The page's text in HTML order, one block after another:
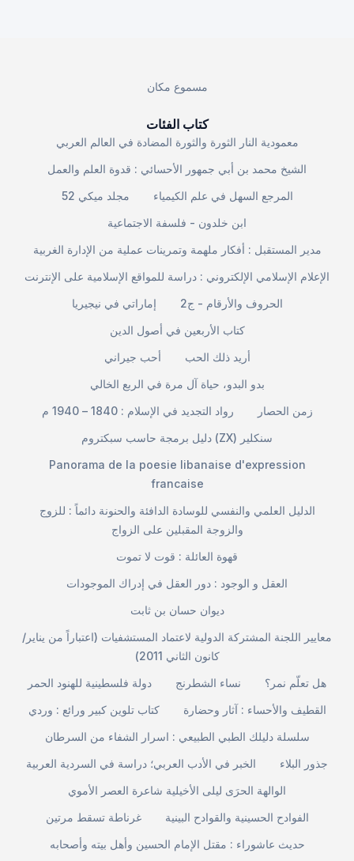
مسموع مكان
كتاب الفئات
معمودية النار الثورة والثورة المضادة في العالم العربي
الشيخ محمد بن أبي جمهور الأحسائي : قدوة العلم والعمل
مجلد ميكي 52
المرجع السهل في علم الكيمياء
ابن خلدون - فلسفة الاجتماعية
مدير المستقبل : أفكار ملهمة وتمرينات عملية من الإدارة الغربية
الإعلام الإسلامي الإلكتروني : دراسة للمواقع الإسلامية على الإنترنت
إماراتي في نيجيريا
الحروف والأرقام - ج2
كتاب الأربعين في أصول الدين
أحب جيراني
أريد ذلك الحب
بدو البدو، حياة آل مرة في الربع الخالي
رواد التجديد في الإسلام : 1840 – 1940 م
زمن الحصار
دليل برمجة حاسب سبكتروم (ZX) سنكلير
Panorama de la poesie libanaise d'expression
francaise
الدليل العلمي والنفسي للوسادة الدافئة والحنونة دائماً : للزوج
والزوجة المقبلين على الزواج
قهوة العائلة : قوت لا تموت
العقل و الوجود : دور العقل في إدراك الموجودات
ديوان حسان بن ثابت
معايير اللجنة المشتركة الدولية لاعتماد المستشفيات (اعتباراً من يناير/
كانون الثاني 2011)
دولة فلسطينية للهنود الحمر
نساء الشطرنج
هل تعلّم نمر؟
كتاب تلوين كبير ورائع : وردي
القطيف والأحساء : آثار وحضارة
سلسلة دليلك الطبي الطبيعي : اسرار الشفاء من السرطان
الخبر في الأدب العربي؛ دراسة في السردية العربية
جذور البلاء
الوالهة الحرَى ليلى الأخيلية شاعرة العصر الأموي
غرناطة تسقط مرتين
الفوادح الحسينية والقوادح البينية
حديث عاشوراء : مقتل الإمام الحسين وأهل بيته وأصحابه